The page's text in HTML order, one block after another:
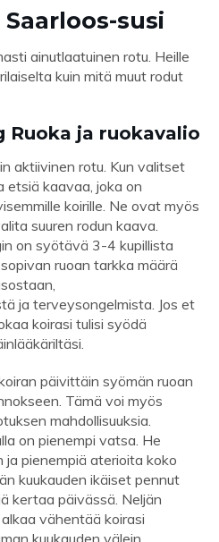
susi
ainutlaatuinen rotu. Heille
kuin mitä muut rodut
Ruoka ja ruokavalio
aktiivinen rotu. Kun valitset
etsiä kaavaa, joka on
koirille. Ne ovat myös
suuren rodun kaava.
on syötävä 3-4 kupillista
ruoan tarkka määrä
ja terveysongelmista. Jos et
koirasi tulisi syödä
päivittäin syömän ruoan
Tämä voi myös
mahdollisuuksia.
on pienempi vatsa. He
pienempiä aterioita koko
kuukauden ikäiset pennut
kertaa päivässä. Neljän
vähentää koirasi